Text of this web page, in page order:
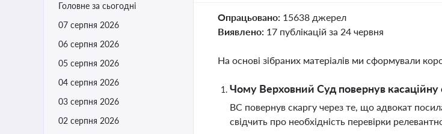
Головне за сьогодні
07 серпня 2026
06 серпня 2026
05 серпня 2026
04 серпня 2026
03 серпня 2026
02 серпня 2026
Опрацьовано: 15638 джерел
Виявлено: 17 публікацій за 24 червня
На основі зібраних матеріалів ми сформували
Чому Верховний Суд повернув касаційну
ВС повернув скаргу через те, що адвокат
свідчить про необхідність перевірки